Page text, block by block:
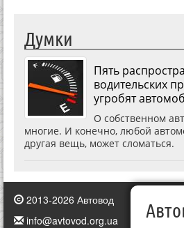
Думки
Пять
водительских
угробят
О собственном
многие. И конечно, любой
другая вещь, может сломаться.
2013-2026 Автовод
info@avtovod.org.ua